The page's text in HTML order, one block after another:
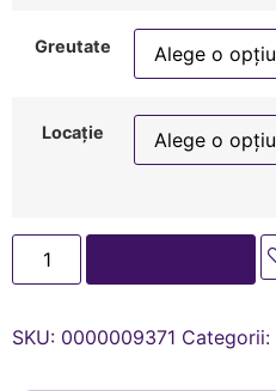
Greutate
Locație
SKU: 0000009371 Categorii: